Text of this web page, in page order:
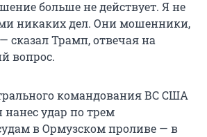
больше не действует. Я не
никаких дел. Они мошенники,
сказал Трамп, отвечая на
вопрос.
командования ВС США
нанес удар по трем
в Ормузском проливе — в